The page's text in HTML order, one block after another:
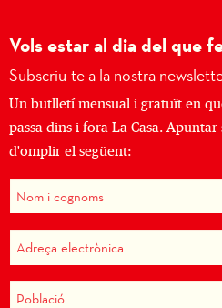
Vols estar al dia del que
Subscriu-te a la nostra
Un butlletí mensual i gratuït en
passa dins i fora La Casa.
d'omplir el següent: